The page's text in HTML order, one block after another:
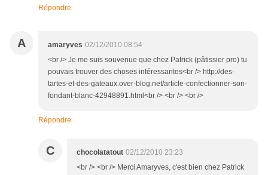
Répondre
A amaryves 02/12/2010 08:54
<br /> Je me suis souvenue que chez Patrick (pâtissier pro) tu
pouvais trouver des choses intéressantes<br /> http://des-
tartes-et-des-gateaux.over-blog.net/article-confectionner-son-
fondant-blanc-42948891.html<br /> <br /> <br />
Répondre
C chocolatatout 02/12/2010 23:23
<br /> <br /> Merci Amaryves, c'est bien chez Patrick